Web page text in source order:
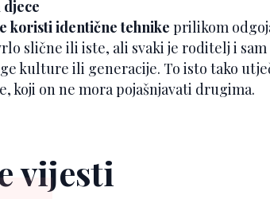
djece
koristi identične tehnike prilikom
slične ili iste, ali svaki je roditelj i
kulture ili generacije. To isto tako
koji on ne mora pojašnjavati drugima.
vijesti